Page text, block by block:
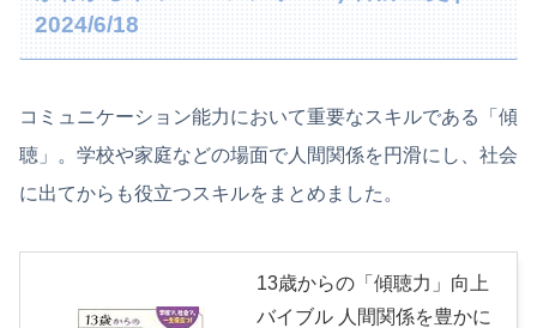
2024/6/18
コミュニケーション能力において重要なスキルである「傾
聴」。学校や家庭などの場面で人間関係を円滑にし、社会
に出てからも役立つスキルをまとめました。
13歳からの「傾聴力」向上
バイブル 人間関係を豊かに